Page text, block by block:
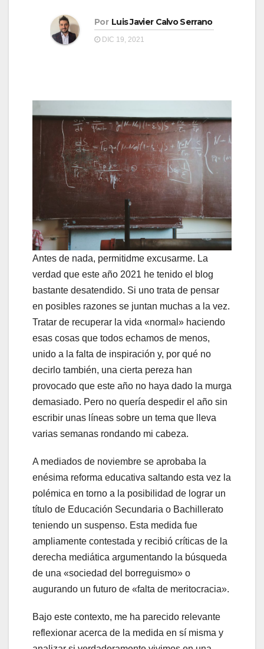
Por Luis Javier Calvo Serrano
DIC 19, 2021
Antes de nada, permitidme excusarme. La
verdad que este año 2021 he tenido el blog
bastante desatendido. Si uno trata de pensar
en posibles razones se juntan muchas a la vez.
Tratar de recuperar la vida «normal» haciendo
esas cosas que todos echamos de menos,
unido a la falta de inspiración y, por qué no
decirlo también, una cierta pereza han
provocado que este año no haya dado la murga
demasiado. Pero no quería despedir el año sin
escribir unas líneas sobre un tema que lleva
varias semanas rondando mi cabeza.
A mediados de noviembre se aprobaba la
enésima reforma educativa saltando esta vez la
polémica en torno a la posibilidad de lograr un
título de Educación Secundaria o Bachillerato
teniendo un suspenso. Esta medida fue
ampliamente contestada y recibió críticas de la
derecha mediática argumentando la búsqueda
de una «sociedad del borreguismo» o
augurando un futuro de «falta de meritocracia».
Bajo este contexto, me ha parecido relevante
reflexionar acerca de la medida en sí misma y